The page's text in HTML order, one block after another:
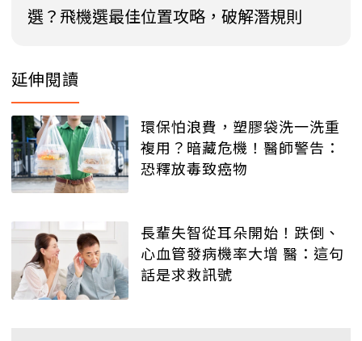
選？飛機選最佳位置攻略，破解潛規則
延伸閱讀
環保怕浪費，塑膠袋洗一洗重
複用？暗藏危機！醫師警告：
恐釋放毒致癌物
長輩失智從耳朵開始！跌倒、
心血管發病機率大增 醫：這句
話是求救訊號